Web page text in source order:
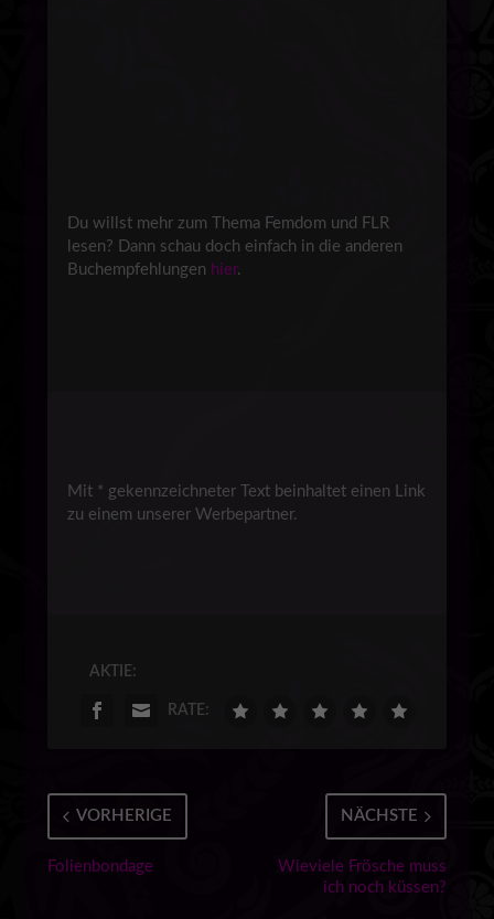
Du willst mehr zum Thema Femdom und FLR
lesen? Dann schau doch einfach in die anderen
Buchempfehlungen hier.
Mit * gekennzeichneter Text beinhaltet einen Link
zu einem unserer Werbepartner.
AKTIE:
RATE:
VORHERIGE
Folienbondage
NÄCHSTE
Wieviele Frösche muss
ich noch küssen?